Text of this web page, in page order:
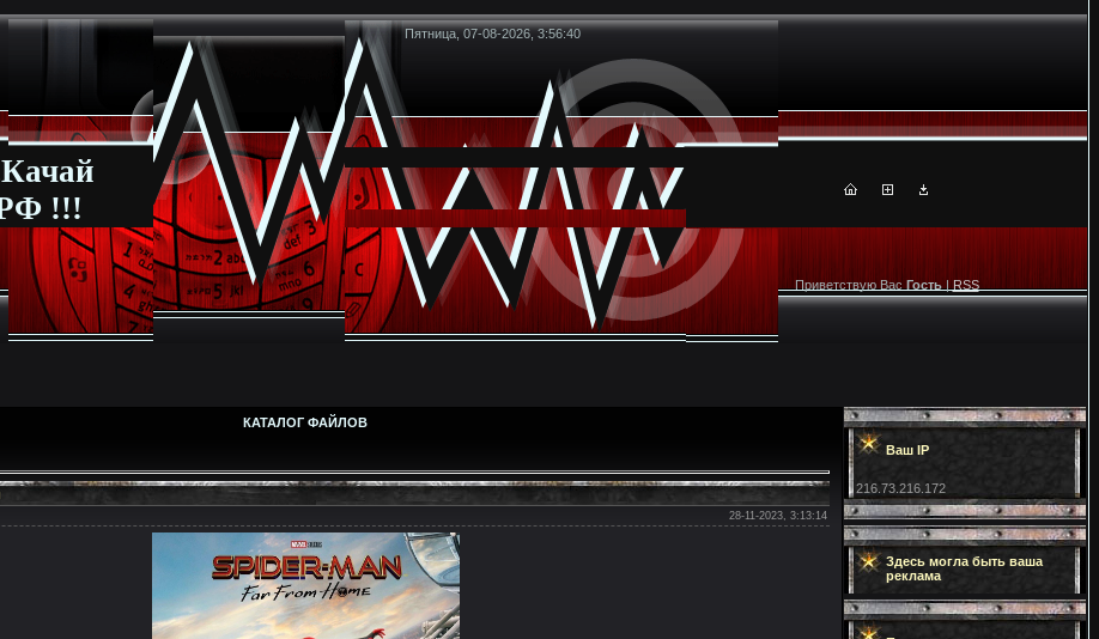
Пятница, 07-08-2026, 3:56:40
!!!
Приветствую Вас Гость| RSS
КАТАЛОГ ФАЙЛОВ
28-11-2023, 3:13:14
Ваш IP
216.73.216.172
Здесь могла быть ваша
реклама